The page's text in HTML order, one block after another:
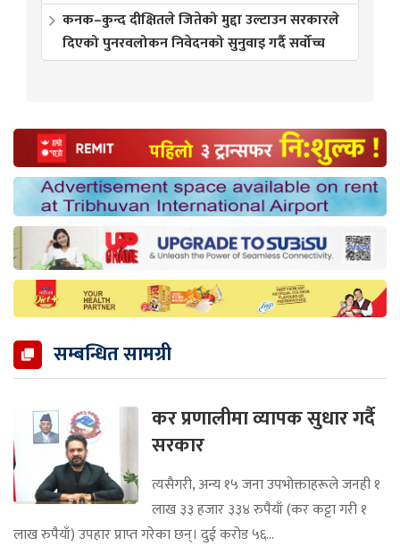
कनक–कुन्द दीक्षितले जितेको मुद्दा उल्टाउन सरकारले
दिएको पुनरवलोकन निवेदनको सुनुवाइ गर्दै सर्वोच्च
सम्बन्धित सामग्री
कर प्रणालीमा व्यापक सुधार गर्दै
सरकार
त्यसैगरी, अन्य १५ जना उपभोक्ताहरूले जनही १
लाख ३३ हजार ३३४ रुपैयाँ (कर कट्टा गरी १
लाख रुपैयाँ) उपहार प्राप्त गरेका छन्। दुई करोड ५६...